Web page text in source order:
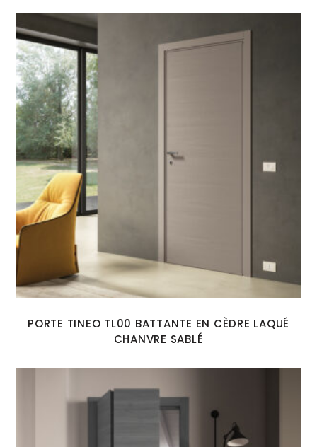
PORTE TINEO TL00 BATTANTE EN CÈDRE LAQUÉ
CHANVRE SABLÉ